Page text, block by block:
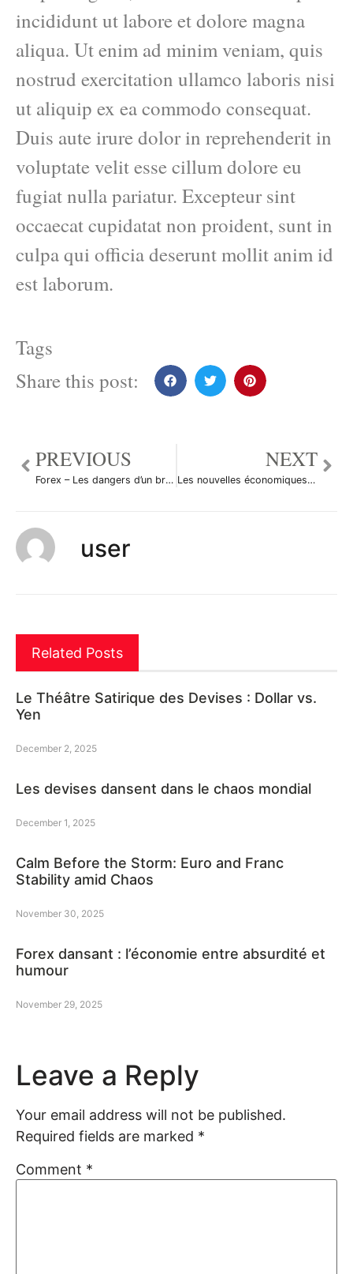
incididunt ut labore et dolore magna
aliqua. Ut enim ad minim veniam, quis
nostrud exercitation ullamco laboris nisi
ut aliquip ex ea commodo consequat.
Duis aute irure dolor in reprehenderit in
voluptate velit esse cillum dolore eu
fugiat nulla pariatur. Excepteur sint
occaecat cupidatat non proident, sunt in
culpa qui officia deserunt mollit anim id
est laborum.
Tags
Share this post:
PREVIOUS
Forex – Les dangers d’un broker installé dans un paradis fiscal
NEXT
Les nouvelles économiques du 21 septembre 2010
user
Related Posts
Le Théâtre Satirique des Devises : Dollar vs.
Yen
December 2, 2025
Les devises dansent dans le chaos mondial
December 1, 2025
Calm Before the Storm: Euro and Franc
Stability amid Chaos
November 30, 2025
Forex dansant : l’économie entre absurdité et
humour
November 29, 2025
Leave a Reply
Your email address will not be published.
Required fields are marked *
Comment *